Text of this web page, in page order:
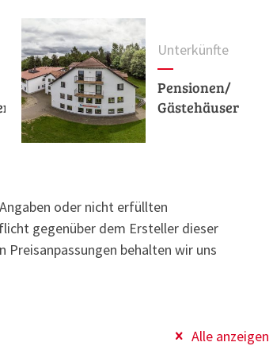
Unterkünfte
Pensionen/
Gästehäuser
oder nicht erfüllten
gegenüber dem Ersteller dieser
behalten wir uns
Alle anzeigen